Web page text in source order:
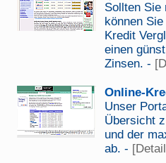
Sollten Sie
können
Kredit
einen
Zinsen. -
Online-
Unser
Übersicht
und der
ab. -